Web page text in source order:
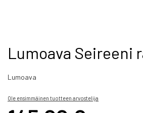
Skip
to
beginning
the
Lumoava Seireeni
Lumoava
Ole ensimmäinen tuotteen arvostelija